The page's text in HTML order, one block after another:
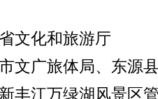
文化和旅游厅
文广旅体局、东源
丰江万绿湖风景区